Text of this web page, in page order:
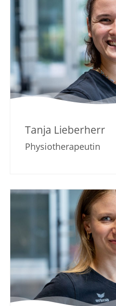
Tanja Lieberherr
Physiotherapeutin